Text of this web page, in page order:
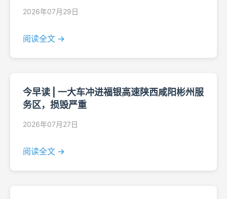
2026年07月29日
阅读全文 →
今早读 | 一大车冲进福银高速陕西咸阳彬州服
务区，损毁严重
2026年07月27日
阅读全文 →